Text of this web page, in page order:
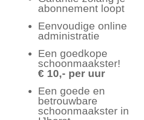
abonnement loopt
Eenvoudige online
administratie
Een goedkope
schoonmaakster!
€ 10,- per uur
Een goede en
betrouwbare
schoonmaakster in